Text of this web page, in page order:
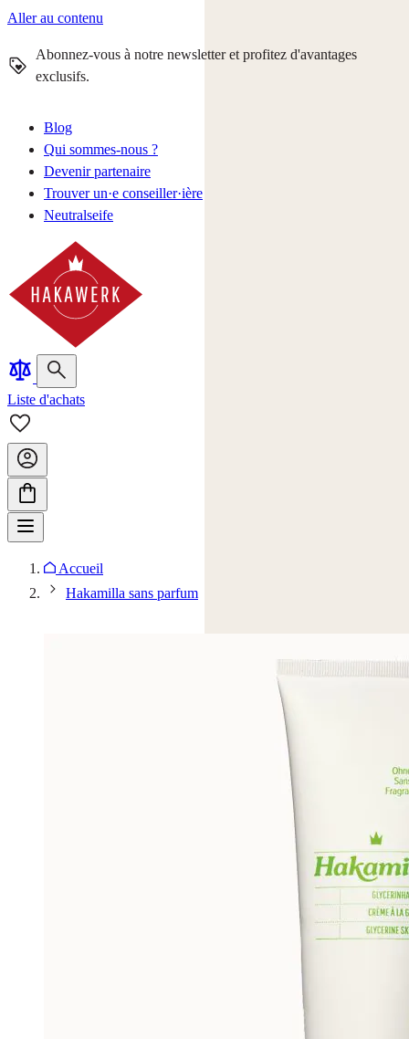
Aller au contenu
Abonnez-vous à notre newsletter et profitez d'avantages
exclusifs.
Blog
Qui sommes-nous ?
Devenir partenaire
Trouver un·e conseiller·ière
Neutralseife
Liste d'achats
Accueil
Hakamilla sans parfum